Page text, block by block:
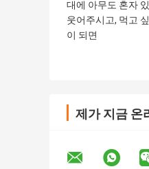
대에 아무도 혼자
웃어주시고, 먹고
이 되면
제가 지금 온